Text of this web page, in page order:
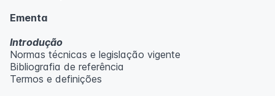
Ementa
Introdução
Normas técnicas e legislação vigente
Bibliografia de referência
Termos e definições